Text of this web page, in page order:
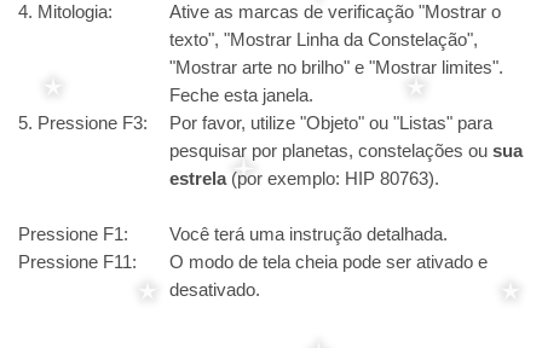
4. Mitologia:
Ative as marcas de verificação "Mostrar o
texto", "Mostrar Linha da Constelação",
"Mostrar arte no brilho" e "Mostrar limites".
Feche esta janela.
5. Pressione F3:
Por favor, utilize "Objeto" ou "Listas" para
pesquisar por planetas, constelações ou sua
estrela(por exemplo: HIP 80763).
Pressione F1:
Você terá uma instrução detalhada.
Pressione F11:
O modo de tela cheia pode ser ativado e
desativado.